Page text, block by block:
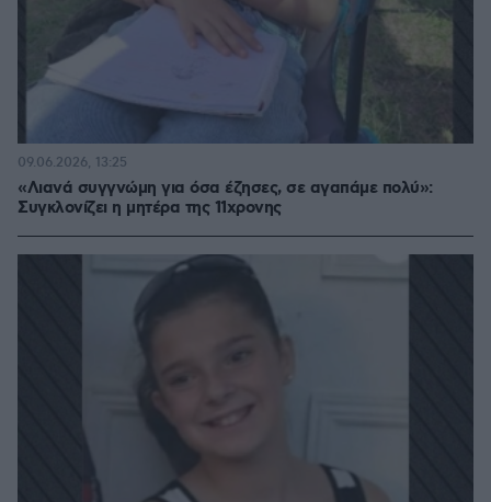
«Λιανά συγγνώμη για όσα έζησες, σε αγαπάμε πολύ»:
Συγκλονίζει η μητέρα της 11χρονης
09.06.2026, 13:25